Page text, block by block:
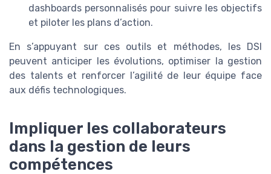
dashboards personnalisés pour suivre les objectifs
et piloter les plans d’action.
En s’appuyant sur ces outils et méthodes, les DSI
peuvent anticiper les évolutions, optimiser la gestion
des talents et renforcer l’agilité de leur équipe face
aux défis technologiques.
Impliquer les collaborateurs
dans la gestion de leurs
compétences